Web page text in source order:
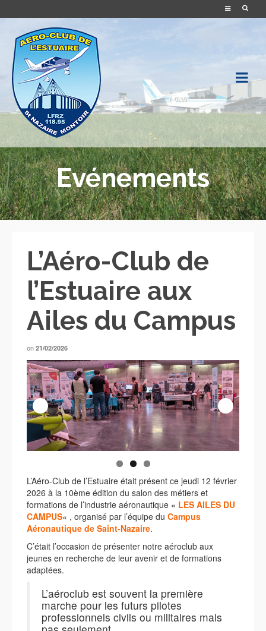
Evénements
L’Aéro-Club de
l’Estuaire aux
Ailes du Campus
on 21/02/2026
L’Aéro-Club de l’Estuaire était présent ce jeudi 12 février
2026 à la 10ème édition du salon des métiers et
formations de l’industrie aéronautique « LES AILES DU
CAMPUS« , organisé par l’équipe du Campus
Aéronautique de Saint-Nazaire.
C’était l’occasion de présenter notre aéroclub aux
jeunes en recherche de leur avenir et de formations
adaptées.
L’aéroclub est souvent la première
marche pour les futurs pilotes
professionnels civils ou militaires mais